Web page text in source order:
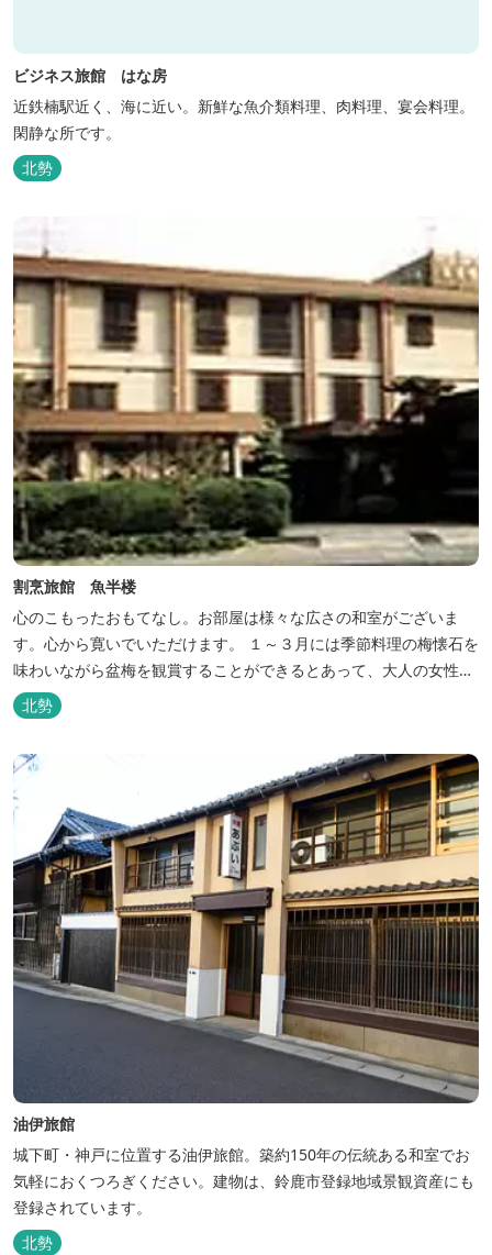
ビジネス旅館 はな房
近鉄楠駅近く、海に近い。新鮮な魚介類料理、肉料理、宴会料理。
閑静な所です。
北勢
割烹旅館 魚半楼
心のこもったおもてなし。お部屋は様々な広さの和室がございま
す。心から寛いでいただけます。 １～３月には季節料理の梅懐石を
味わいながら盆梅を観賞することができるとあって、大人の女性に
も人気です。
北勢
油伊旅館
城下町・神戸に位置する油伊旅館。築約150年の伝統ある和室でお
気軽におくつろぎください。建物は、鈴鹿市登録地域景観資産にも
登録されています。
北勢